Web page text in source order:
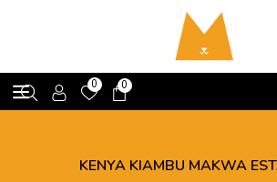
0 0
KENYA KIAMBU MAKWA